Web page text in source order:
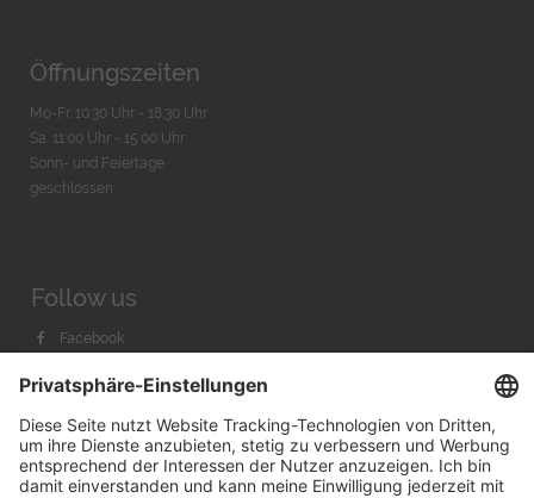
Öffnungszeiten
Mo-Fr. 10:30 Uhr - 18:30 Uhr
Sa. 11:00 Uhr - 15.00 Uhr
Sonn- und Feiertage
geschlossen
Follow us
Facebook
Youtube